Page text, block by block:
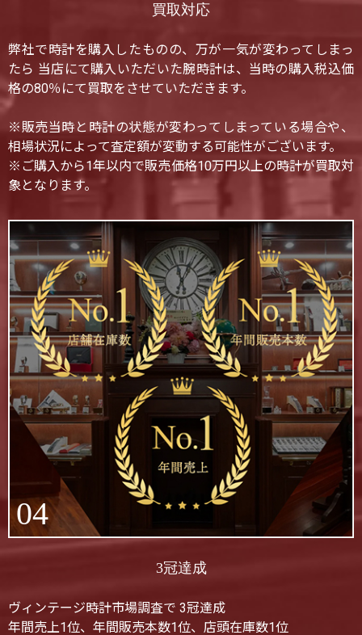
買取対応
弊社で時計を購入したものの、万が一気が変わってしまっ
たら 当店にて購入いただいた腕時計は、当時の購入税込価
格の80％にて買取をさせていただきます。
※販売当時と時計の状態が変わってしまっている場合や、
相場状況によって査定額が変動する可能性がございます。
※ご購入から1年以内で販売価格10万円以上の時計が買取対
象となります。
04
3冠達成
ヴィンテージ時計市場調査で 3冠達成
年間売上1位、年間販売本数1位、店頭在庫数1位